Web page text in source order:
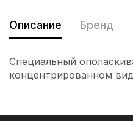
Описание Бренд
Cпециальный
концентрированном